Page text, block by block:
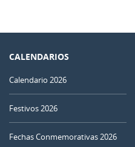
CALENDARIOS
Calendario 2026
Festivos 2026
Fechas Conmemorativas 2026